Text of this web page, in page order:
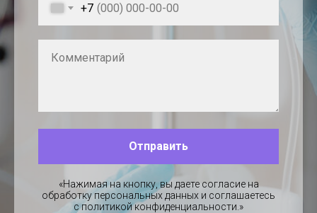
+7
Отправить
«Нажимая на кнопку, вы даете согласие на
обработку персональных данных и соглашаетесь
c политикой конфиденциальности.»